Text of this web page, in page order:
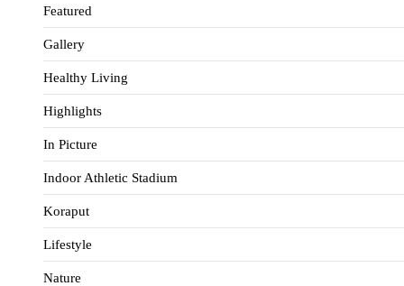
Featured
Gallery
Healthy Living
Highlights
In Picture
Indoor Athletic Stadium
Koraput
Lifestyle
Nature